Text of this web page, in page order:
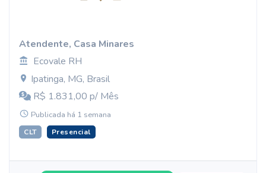
Atendente, Casa Minares
Ecovale RH
Ipatinga, MG, Brasil
R$ 1.831,00 p/ Mês
Publicada há 1 semana
CLT Presencial